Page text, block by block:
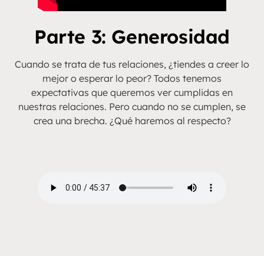
Parte 3: Generosidad
Cuando se trata de tus relaciones, ¿tiendes a creer lo
mejor o esperar lo peor? Todos tenemos
expectativas que queremos ver cumplidas en
nuestras relaciones. Pero cuando no se cumplen, se
crea una brecha. ¿Qué haremos al respecto?